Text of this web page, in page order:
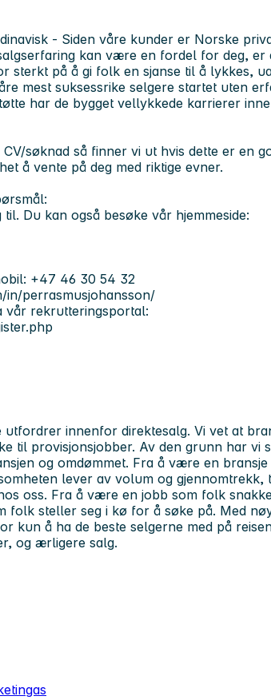
- Siden våre kunder er Norske
kan være en fordel for deg, er
sterkt på å gi folk en sjanse til å lykkes,
mest suksessrike selgere startet uten
har de bygget vellykkede karrierer
søknad så finner vi ut hvis dette er en
å vente på deg med riktige evner.
Du kan også besøke vår hjemmeside:
+47 46 30 54 32
in/perrasmusjohansson/
vår rekrutteringsportal:
innenfor direktesalg. Vi vet at
til provisjonsjobber. Av den grunn har vi
og omdømmet. Fra å være en
lever av volum og gjennomtrekk,
oss. Fra å være en jobb som folk
folk steller seg i kø for å søke på. Med
kun å ha de beste selgerne med på
og ærligere salg.